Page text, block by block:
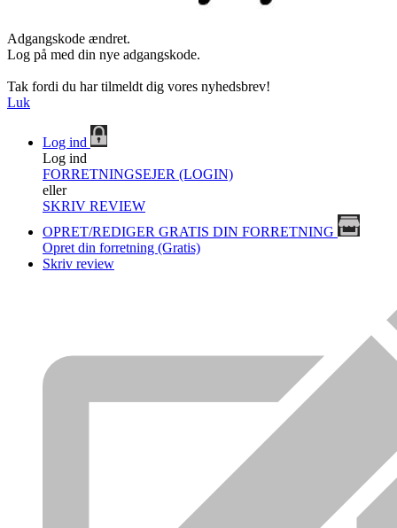
Adgangskode ændret.
Log på med din nye adgangskode.
Tak fordi du har tilmeldt dig vores nyhedsbrev!
Luk
Log ind
Log ind
FORRETNINGSEJER (LOGIN)
eller
SKRIV REVIEW
OPRET/REDIGER GRATIS DIN FORRETNING
Opret din forretning (Gratis)
Skriv review